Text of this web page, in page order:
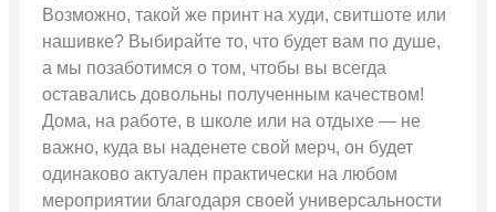
Возможно, такой же принт на худи, свитшоте или
нашивке? Выбирайте то, что будет вам по душе,
а мы позаботимся о том, чтобы вы всегда
оставались довольны полученным качеством!
Дома, на работе, в школе или на отдыхе — не
важно, куда вы наденете свой мерч, он будет
одинаково актуален практически на любом
мероприятии благодаря своей универсальности